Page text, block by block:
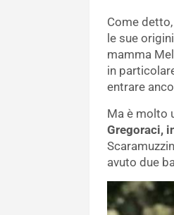
Come
le sue
mamma
in
entrare
Ma è molto
Gregoraci,
avuto due